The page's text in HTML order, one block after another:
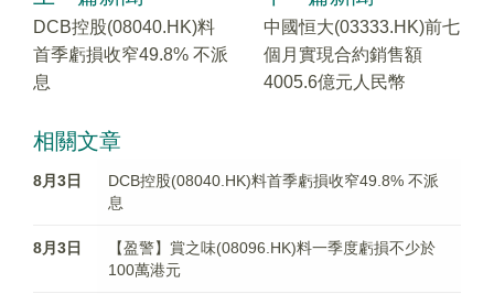
DCB控股(08040.HK)料
首季虧損收窄49.8% 不派
息
中國恒大(03333.HK)前七
個月實現合約銷售額
4005.6億元人民幣
相關文章
8月3日
DCB控股(08040.HK)料首季虧損收窄49.8% 不派
息
8月3日
【盈警】賞之味(08096.HK)料一季度虧損不少於
100萬港元